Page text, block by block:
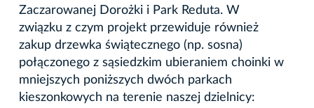
Zaczarowanej Dorożki i Park Reduta. W
związku z czym projekt przewiduje również
zakup drzewka świątecznego (np. sosna)
połączonego z sąsiedzkim ubieraniem choinki w
mniejszych poniższych dwóch parkach
kieszonkowych na terenie naszej dzielnicy: